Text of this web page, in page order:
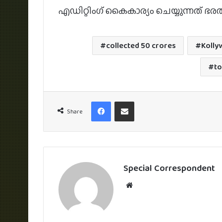
എഡിറ്റിംഗ് കൈകാര്യം ചെയ്യുന്നത്
collected 50 crores
Share
FacebookShare via Email
Special Correspondent